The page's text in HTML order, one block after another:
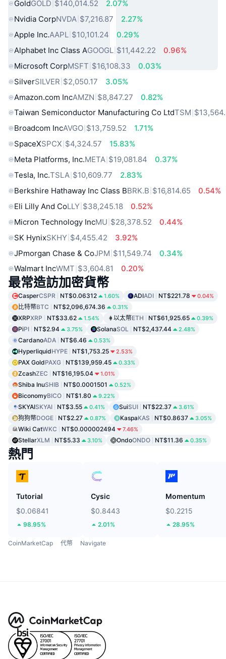
GoldGOLD $140,014.52
2.07%
Nvidia CorpNVDA $7,216.87
2.27%
Apple Inc.AAPL $10,101.24
0.29%
Alphabet Inc Class AGOOGL $11,442.22
0.96%
Microsoft CorpMSFT $16,108.33
0.03%
SilverSILVER $2,050.17
3.05%
Amazon.com IncAMZN $8,847.27
0.82%
Taiwan Semiconductor Manufacturing Co LtdTSM
Broadcom IncAVGO $13,759.52
1.71%
SpaceXSPCX $4,324.57
15.83%
Meta Platforms, Inc.META $19,081.84
0.37%
Tesla, Inc.TSLA $10,609.77
2.83%
Berkshire Hathaway Inc Class BBRK.B $16,814.65
0.54%
Eli Lilly And CoLLY $38,245.18
0.52%
Micron Technology IncMU $28,378.52
0.44%
SK HynixSKHY $4,455.42
3.92%
JPmorgan Chase & CoJPM $11,549.74
0.34%
Walmart IncWMT $3,604.81 0.20%
最常造訪加密貨幣
CasperCSPR NT$0.06312 1.60% ADIADI NT$221.78 0.04%
比特幣BTC NT$2,096,674.36 0.31%
XRPXRP NT$33.62 1.54% 以太幣ETH NT$61,925.65 0.39%
PiPI NT$2.94 3.75% SolanaSOL NT$2,437.44 2.48%
CardanoADA NT$6.46 0.53%
HyperliquidHYPE NT$1,753.25 2.53%
PAX GoldPAXG NT$139,959.45 0.33%
ZcashZEC NT$16,195.04 1.01%
Shiba InuSHIB NT$0.0001501 0.52%
BiconomyBICO NT$1.80 9.22%
SKYAISKYAI NT$3.55 0.41% SuiSUI NT$22.37 3.61%
狗狗幣DOGE NT$2.27 0.87% KaspaKAS NT$0.8637 3.05%
Wiki CatWKC NT$0.000002494 7.46%
StellarXLM NT$5.33 3.10% OndoONDO NT$11.36 0.35%
熱門
Tutorial
$0.06841
98.95%
Cysic
$0.8443
2.01%
Momentum
$0.2215
28.95%
CoinMarketCap 代幣 Navigate